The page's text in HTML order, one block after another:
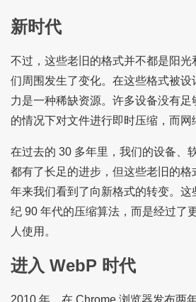
新时代
不过，这些老旧的格式并不都是阳光
们周围发生了变化。在这些格式被
力是一种稀缺资源。许多设备没有
的情况下对文件进行即时压缩，而网
在过去的 30 多年里，我们的设备、
都有了长足的进步，但这些老旧的格
年来我们看到了向新格式的转变。
纪 90 年代的压缩算法，而是经过了
人使用。
进入 WebP 时代